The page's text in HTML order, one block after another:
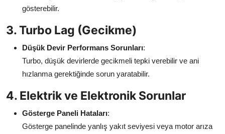
gösterebilir.
3. Turbo Lag (Gecikme)
Düşük Devir Performans Sorunları:
Turbo, düşük devirlerde gecikmeli tepki verebilir ve ani
hızlanma gerektiğinde sorun yaratabilir.
4. Elektrik ve Elektronik Sorunlar
Gösterge Paneli Hataları:
Gösterge panelinde yanlış yakıt seviyesi veya motor arıza